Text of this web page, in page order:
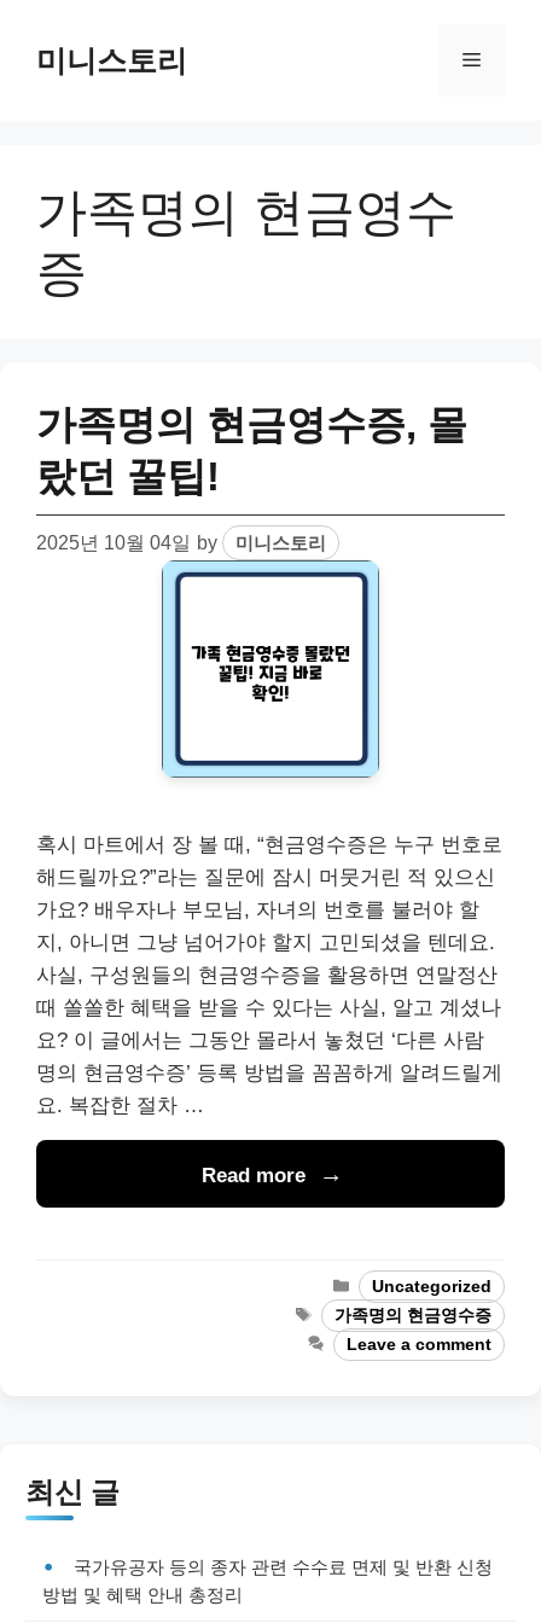
content미니스토리 Menu
가족명의 현금영수
증
가족명의 현금영수증, 몰
랐던 꿀팁!
2025년 10월 04일 by 미니스토리
혹시 마트에서 장 볼 때, “현금영수증은 누구 번호로
해드릴까요?”라는 질문에 잠시 머뭇거린 적 있으신
가요? 배우자나 부모님, 자녀의 번호를 불러야 할
지, 아니면 그냥 넘어가야 할지 고민되셨을 텐데요.
사실, 구성원들의 현금영수증을 활용하면 연말정산
때 쏠쏠한 혜택을 받을 수 있다는 사실, 알고 계셨나
요? 이 글에서는 그동안 몰라서 놓쳤던 ‘다른 사람
명의 현금영수증’ 등록 방법을 꼼꼼하게 알려드릴게
요. 복잡한 절차 …
Read more
Categories
Uncategorized
Tags
가족명의 현금영수증
Leave a comment
최신 글
국가유공자 등의 종자 관련 수수료 면제 및 반환 신청
방법 및 혜택 안내 총정리